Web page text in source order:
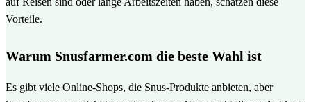
Vorteile.
Warum Snusfarmer.com die beste Wahl ist
Es gibt viele Online-Shops, die Snus-Produkte anbieten, aber